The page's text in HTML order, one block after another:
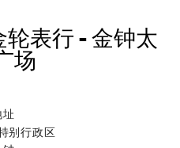
表行 - 金钟太
场‬
别行政区